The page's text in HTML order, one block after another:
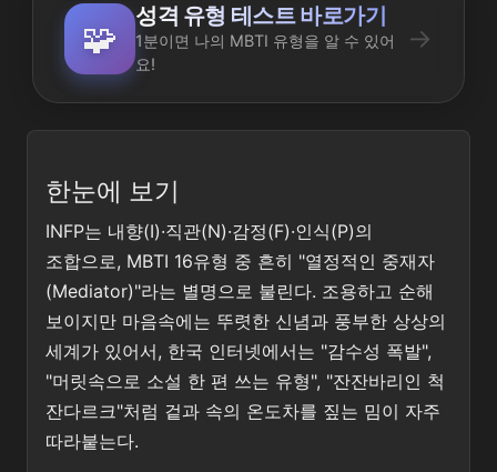
🧩
성격 유형 테스트 바로가기
1분이면 나의 MBTI 유형을 알 수 있어
요!
→
한눈에 보기
INFP는 내향(I)·직관(N)·감정(F)·인식(P)의
조합으로, MBTI 16유형 중 흔히 "열정적인 중재자
(Mediator)"라는 별명으로 불린다. 조용하고 순해
보이지만 마음속에는 뚜렷한 신념과 풍부한 상상의
세계가 있어서, 한국 인터넷에서는 "감수성 폭발",
"머릿속으로 소설 한 편 쓰는 유형", "잔잔바리인 척
잔다르크"처럼 겉과 속의 온도차를 짚는 밈이 자주
따라붙는다.